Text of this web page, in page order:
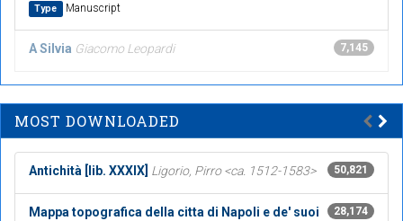
Type Manuscript
7,145
A Silvia Giacomo Leopardi
MOST DOWNLOADED
50,821
Antichità [lib. XXXIX] Ligorio, Pirro <ca. 1512-1583>
28,174
Mappa topografica della citta di Napoli e de' suoi